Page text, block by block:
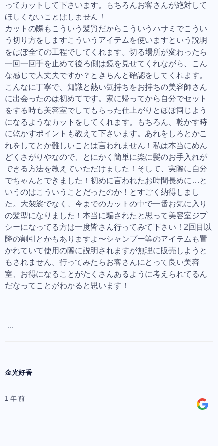
ってカットして下さいます。もちろんお客さんが絶対して
ほしくないことはしません！
カットの際もこういう髪質だからこういうハサミでこうい
う切り方をしますこういうアイテムを使いますという説明
をはぼ全ての工程でしてくれます。切る場所が変わったら
一回一回手を止めて後ろ側は鏡を見せてくれながら、こん
な感じで大丈夫ですか？ときちんと確認をしてくれます。
こんなに丁寧で、知識と熱い気持ちをお持ちの美容師さん
に出会ったのは初めてです。家に帰ってから自分でセット
をする時も美容室でしてもらった仕上がりとほぼ同じよう
になるようなカットをしてくれます。もちろん、乾かす時
に乾かすポイントも教えて下さいます。あれをしろとかこ
れをしてとか難しいことは言われません！私は本当にめん
どくさがりやなので、とにかく簡単に楽に髪のお手入れが
できる方法を教えていただけました！そして、実際に自分
でちゃんとできました！初めに言われたお時間長めに…と
いうのはこういうことだったのか！とすごく納得しまし
た。大袈裟でなく、今までのカットの中で一番お気に入り
の髪型になりました！本当に騙されたと思って美容室ジプ
シーになってる方は一度皆さん行ってみて下さい！2回目以
降の割引とかもありますよ〜シャンプー等のアイテムも置
かれていて使用の際に説明されますが無理に販売しようと
もされません。行ってみたらお客さんにとって良い美容
室、お得になることがたくさんあるように考えられてるん
だなってことがわかると思います！
...
金光好香
1 年 前